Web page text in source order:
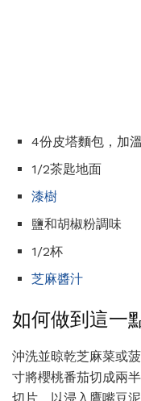
4份皮塔麵包，加
1/2茶匙地面
漆樹
鹽和胡椒粉調味
1/2杯
芝麻醬汁
如何做到這一
沖洗並晾乾芝麻菜或
寸將櫻桃番茄切成兩
切片，以浸入鷹嘴豆